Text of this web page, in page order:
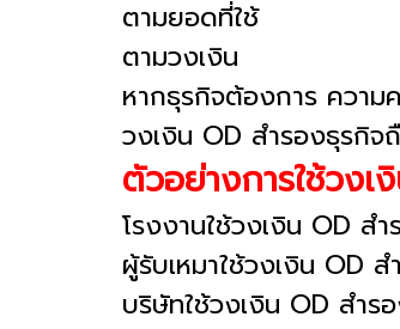
ตามยอดที่ใช้
ตามวงเงิน
หากธุรกิจต้องการ ควา
วงเงิน OD สำรองธุรกิจ
ตัวอย่างการใช้วง
โรงงานใช้วงเงิน OD ส
ผู้รับเหมาใช้วงเงิน OD
บริษัทใช้วงเงิน OD สำร